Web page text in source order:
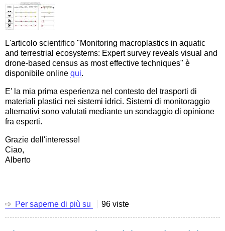
IN
one
Global
L'articolo scientifico "Monitoring macroplastics in aquatic
and terrestrial ecosystems: Expert survey reveals visual and
drone-based census as most effective techniques" è
disponibile online qui.
E' la mia prima esperienza nel contesto del trasporti di
materiali plastici nei sistemi idrici. Sistemi di monitoraggio
alternativi sono valutati mediante un sondaggio di opinione
fra esperti.
Grazie dell'interesse!
Ciao,
Alberto
Per saperne di più su
Articolo
96 viste